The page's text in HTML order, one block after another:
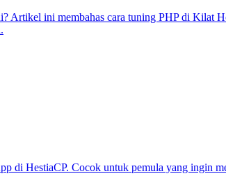
Artikel ini membahas cara tuning PHP di Kilat
di HestiaCP. Cocok untuk pemula yang ingin